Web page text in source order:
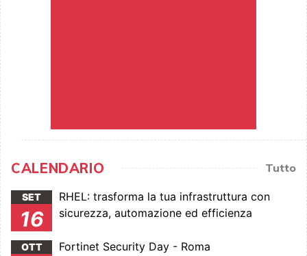
CALENDARIO Tutto
SET
16
RHEL: trasforma la tua infrastruttura con
sicurezza, automazione ed efficienza
OTT Fortinet Security Day - Roma